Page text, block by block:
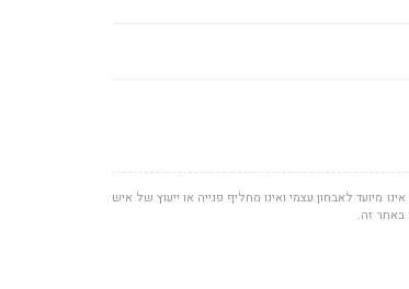
מיועד לאבחון עצמי ואינו מחליף פנייה או ייעוץ של איש
באתר זה.